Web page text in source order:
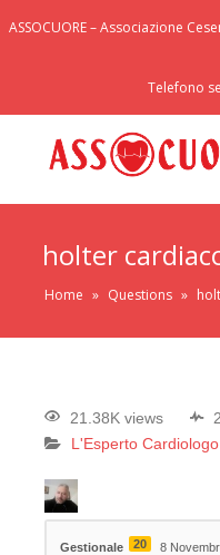
ASSOCUORE – Associazione
Telefono
holter
Home » Questions »
21.38K views
L'Esperto Cardiologo
Gestionale 20 8